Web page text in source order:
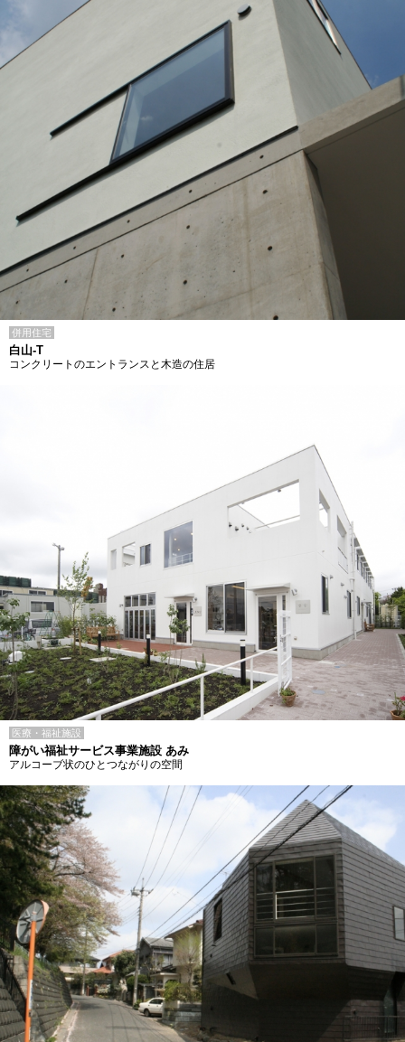
併用住宅
白山-T
コンクリートのエントランスと木造の住居
医療・福祉施設
障がい福祉サービス事業施設 あみ
アルコーブ状のひとつながりの空間